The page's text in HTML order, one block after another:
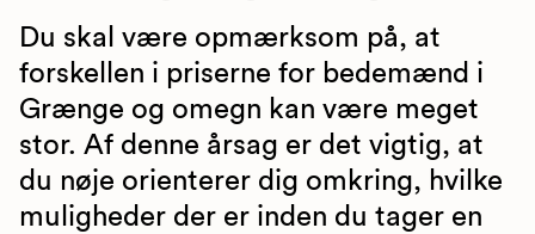
Du skal være opmærksom på, at
forskellen i priserne for bedemænd i
Grænge og omegn kan være meget
stor. Af denne årsag er det vigtig, at
du nøje orienterer dig omkring, hvilke
muligheder der er inden du tager en